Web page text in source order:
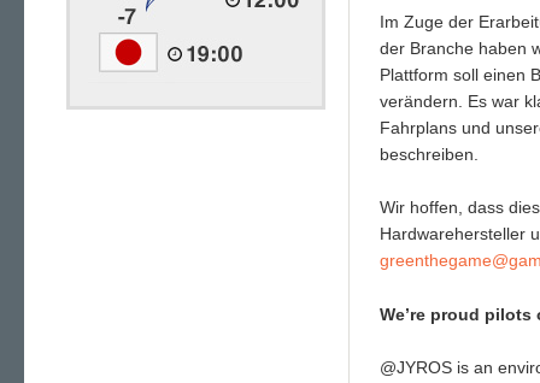
Im Zuge der
der Branche haben
Plattform soll einen
verändern. Es war
Fahrplans und
beschreiben.
Wir hoffen, dass
Hardwarehersteller
We’re proud pilots
@JYROS is an